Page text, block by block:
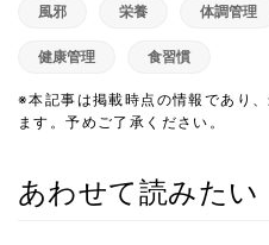
風邪 栄養 体調管理
健康管理 食習慣
※本記事は掲載時点の情報であり
ます。予めご了承ください。
あわせて読みたい